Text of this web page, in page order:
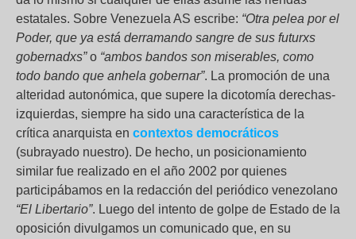
estatales. Sobre Venezuela AS escribe: “Otra pelea por el
Poder, que ya está derramando sangre de sus futurxs
gobernadxs”o “ambos bandos son miserables, como
todo bando que anhela gobernar”. La promoción de una
alteridad autonómica, que supere la dicotomía derechas-
izquierdas, siempre ha sido una característica de la
crítica anarquista en contextos democráticos
(subrayado nuestro). De hecho, un posicionamiento
similar fue realizado en el año 2002 por quienes
participábamos en la redacción del periódico venezolano
“El Libertario”. Luego del intento de golpe de Estado de la
oposición divulgamos un comunicado que, en su